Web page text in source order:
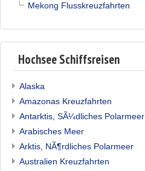
Mekong Flusskreuzfahrten
Hochsee Schiffsreisen
Alaska
Amazonas Kreuzfahrten
Antarktis, SÃ¼dliches Polarmeer
Arabisches Meer
Arktis, NÃ¶rdliches Polarmeer
Australien Kreuzfahrten